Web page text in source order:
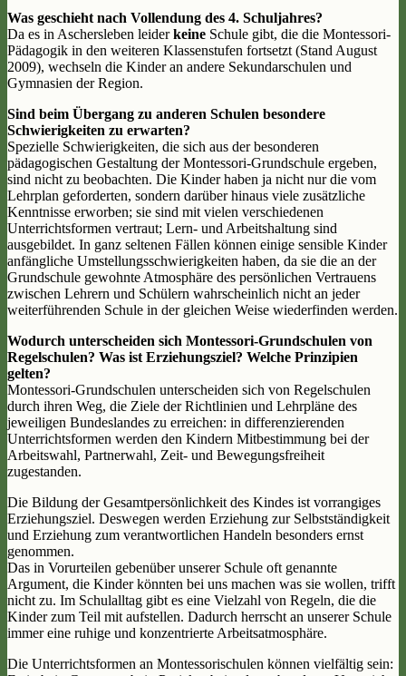
Was geschieht nach Vollendung des 4. Schuljahres?
Da es in Aschersleben leiderkeine Schule gibt, die die Montessori-
Pädagogik in den weiteren Klassenstufen fortsetzt (Stand August
2009), wechseln die Kinder an andere Sekundarschulen und
Gymnasien der Region.
Sind beim Übergang zu anderen Schulen besondere
Schwierigkeiten zu erwarten?
Spezielle Schwierigkeiten, die sich aus der besonderen
pädagogischen Gestaltung der Montessori-Grundschule ergeben,
sind nicht zu beobachten. Die Kinder haben ja nicht nur die vom
Lehrplan geforderten, sondern darüber hinaus viele zusätzliche
Kenntnisse erworben; sie sind mit vielen verschiedenen
Unterrichtsformen vertraut; Lern- und Arbeitshaltung sind
ausgebildet. In ganz seltenen Fällen können einige sensible Kinder
anfängliche Umstellungsschwierigkeiten haben, da sie die an der
Grundschule gewohnte Atmosphäre des persönlichen Vertrauens
zwischen Lehrern und Schülern wahrscheinlich nicht an jeder
weiterführenden Schule in der gleichen Weise wiederfinden werden.
Wodurch unterscheiden sich Montessori-Grundschulen von
Regelschulen? Was ist Erziehungsziel? Welche Prinzipien
gelten?
Montessori-Grundschulen unterscheiden sich von Regelschulen
durch ihren Weg, die Ziele der Richtlinien und Lehrpläne des
jeweiligen Bundeslandes zu erreichen: in differenzierenden
Unterrichtsformen werden den Kindern Mitbestimmung bei der
Arbeitswahl, Partnerwahl, Zeit- und Bewegungsfreiheit
zugestanden.
Die Bildung der Gesamtpersönlichkeit des Kindes ist vorrangiges
Erziehungsziel. Deswegen werden Erziehung zur Selbstständigkeit
und Erziehung zum verantwortlichen Handeln besonders ernst
genommen.
Das in Vorurteilen gebenüber unserer Schule oft genannte
Argument, die Kinder könnten bei uns machen was sie wollen, trifft
nicht zu. Im Schulalltag gibt es eine Vielzahl von Regeln, die die
Kinder zum Teil mit aufstellen. Dadurch herrscht an unserer Schule
immer eine ruhige und konzentrierte Arbeitsatmosphäre.
Die Unterrichtsformen an Montessorischulen können vielfältig sein: